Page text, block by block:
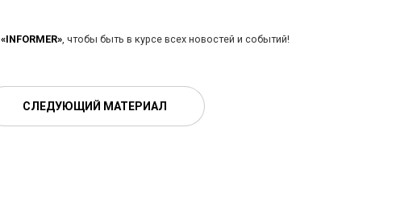
«INFORMER», чтобы быть в курсе всех новостей и событий!
СЛЕДУЮЩИЙ МАТЕРИАЛ